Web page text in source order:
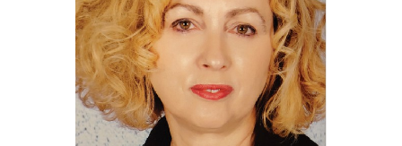
ESHOP
ΝΕΑ
ΕΠΙΚΟΙΝΩΝΙΑ
0,00 €